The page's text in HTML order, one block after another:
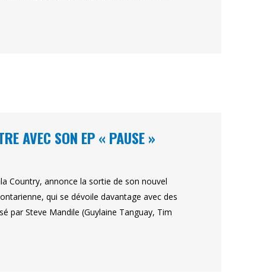
AVEC SON EP « PAUSE »
Country, annonce la sortie de son nouvel
qui se dévoile davantage avec des
par Steve Mandile (Guylaine Tanguay, Tim